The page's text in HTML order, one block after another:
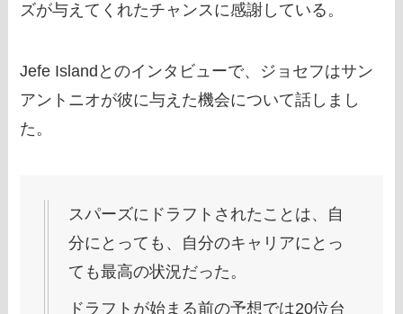
ズが与えてくれたチャンスに感謝している。
Jefe Islandとのインタビューで、ジョセフはサン
アントニオが彼に与えた機会について話しまし
た。
スパーズにドラフトされたことは、自
分にとっても、自分のキャリアにとっ
ても最高の状況だった。
ドラフトが始まる前の予想では20位台